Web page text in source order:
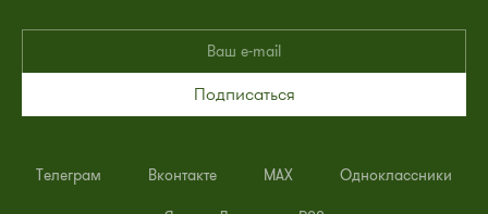
Подписаться
Телеграм Вконтакте MAX Одноклассники